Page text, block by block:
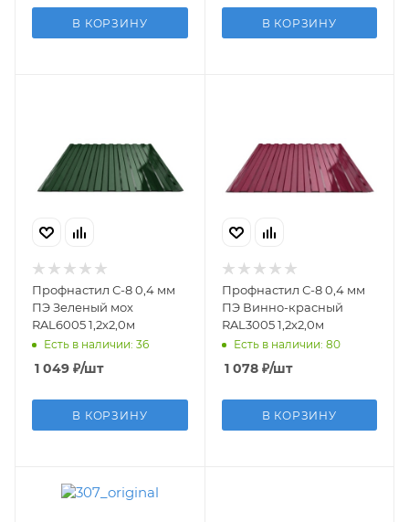
В КОРЗИНУ В КОРЗИНУ
Профнастил С-8 0,4 мм
ПЭ Зеленый мох
RAL6005 1,2х2,0м
Есть в наличии: 36
1 049 ₽/шт
В КОРЗИНУ
Профнастил С-8 0,4 мм
ПЭ Винно-красный
RAL3005 1,2х2,0м
Есть в наличии: 80
1 078₽/шт
В КОРЗИНУ